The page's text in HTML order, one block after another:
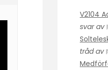
V2104
svar av
tråd av